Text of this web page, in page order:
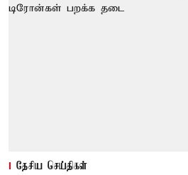
தேசிய செய்திகள்